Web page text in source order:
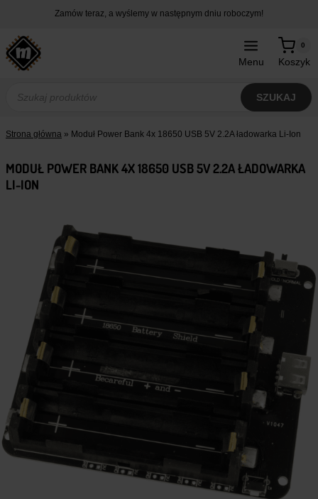
treści
Zamów teraz, a wyślemy w następnym dniu roboczym!
Menu Koszyk
0
produktów
SZUKAJ
Strona główna » Moduł Power Bank 4x 18650 USB 5V 2.2A ładowarka Li-Ion
MODUŁ POWER BANK 4X 18650 USB 5V 2.2A ŁADOWARKA
LI-ION